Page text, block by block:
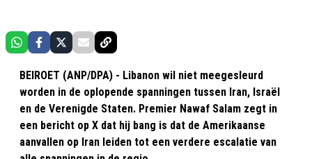
BEIROET (ANP/DPA) - Libanon wil niet meegesleurd
worden in de oplopende spanningen tussen Iran, Israël
en de Verenigde Staten. Premier Nawaf Salam zegt in
een bericht op X dat hij bang is dat de Amerikaanse
aanvallen op Iran leiden tot een verdere escalatie van